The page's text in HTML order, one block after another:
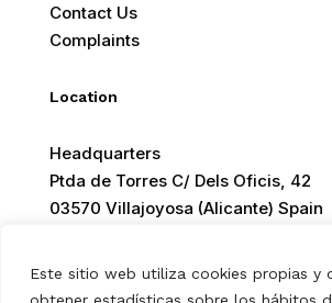
Este sitio web utiliza cookies propias y
Contact Us
Complaints
Location
Headquarters
Ptda de Torres C/ Dels Oficis, 42
03570 Villajoyosa (Alicante) Spain